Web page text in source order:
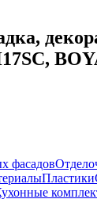
фасадов
Пластики